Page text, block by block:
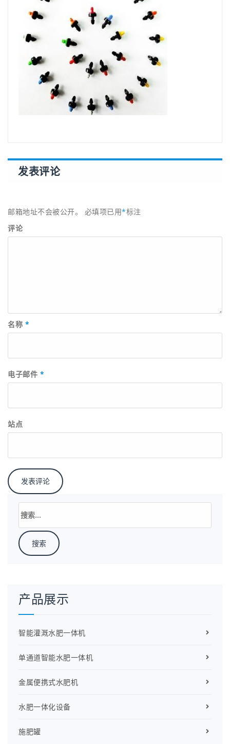
发表评论
邮箱地址不会被公开。 必填项已用*标注
评论
名称 *
电子邮件 *
站点
索：
产品展示
智能灌溉水肥一体机
单通道智能水肥一体机
金属便携式水肥机
水肥一体化设备
施肥罐